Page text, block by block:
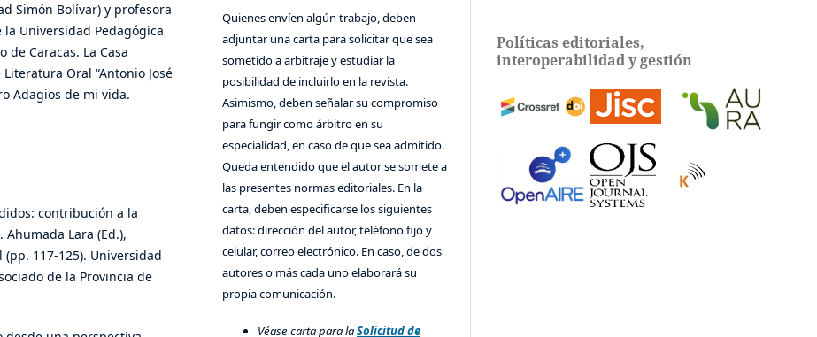
Simón Bolívar) y profesora
Universidad Pedagógica
Caracas. La Casa
Oral “Antonio José
Adagios de mi vida.
contribución a la
Lara (Ed.),
117-125). Universidad
de la Provincia de
Quienes envíen algún trabajo, deben
adjuntar una carta para solicitar que sea
sometido a arbitraje y estudiar la
posibilidad de incluirlo en la revista.
Asimismo, deben señalar su compromiso
para fungir como árbitro en su
especialidad, en caso de que sea admitido.
Queda entendido que el autor se somete a
las presentes normas editoriales. En la
carta, deben especificarse los siguientes
datos: dirección del autor, teléfono fijo y
celular, correo electrónico. En caso, de dos
autores o más cada uno elaborará su
propia comunicación.
Véase carta para laSolicitud de
Políticas editoriales,
interoperabilidad y gestión